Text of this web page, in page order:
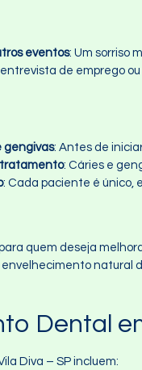
eventos: Um sorriso
de emprego
gengivas: Antes de
tratamento: Cáries e
: Cada paciente é único,
quem deseja
natural
Dental
Diva – SP incluem: